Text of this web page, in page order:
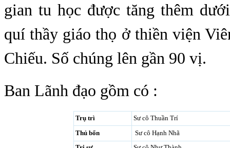
gian tu học được tăng thêm
quí thầy giáo thọ ở thiền viện
Chiếu. Số chúng lên gần 90 vị.
Ban Lãnh đạo gồm có :
Trụ trì
Sư cô Thuần Trí
Thủ bổn
Sư cô Hạnh Nhã